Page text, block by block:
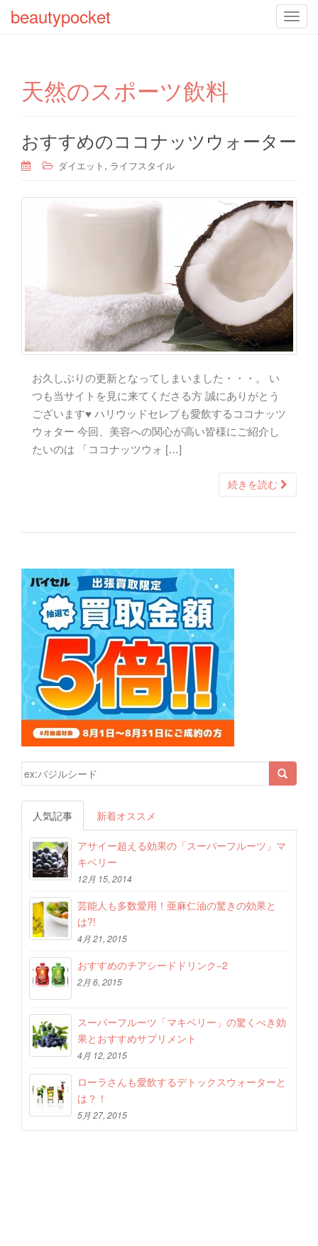
T
a
o
beautypocket
天然のスポーツ飲料
おすすめのココナッツウォーター
ダイエット , ライフスタイル
お久しぶりの更新となってしまいました・・・。 い
つも当サイトを見に来てくださる方 誠にありがとう
ございます♥ ハリウッドセレブも愛飲するココナッツ
ウォター 今回、美容への関心が高い皆様にご紹介し
たいのは 「ココナッツウォ […]
続きを読む
検索結果:
人気記事 新着オススメ
アサイー超える効果の「スーパーフルーツ」マ
キベリー
12月 15, 2014
芸能人も多数愛用！亜麻仁油の驚きの効果と
は?!
4月 21, 2015
おすすめのチアシードドリンク−2
2月 6, 2015
スーパーフルーツ「マキベリー」の驚くべき効
果とおすすめサプリメント
4月 12, 2015
ローラさんも愛飲するデトックスウォーターと
は？！
5月 27, 2015